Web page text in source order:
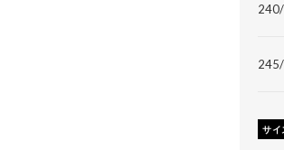
サイ